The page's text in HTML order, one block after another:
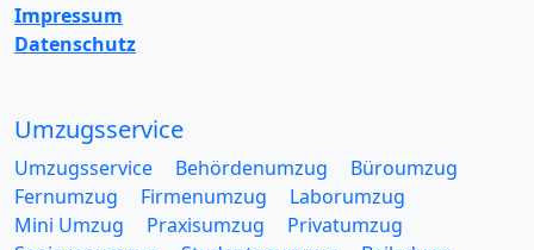
Impressum
Datenschutz
Umzugsservice
Umzugsservice Behördenumzug
Büroumzug
Fernumzug
Firmenumzug
Laborumzug
Mini Umzug
Praxisumzug
Privatumzug